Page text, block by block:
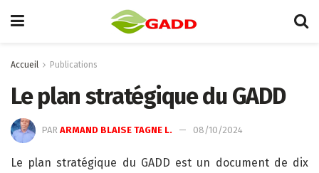
Accueil Publications
Le plan stratégique du GADD
PAR ARMAND BLAISE TAGNE L. 08/10/2024
Le plan stratégique du GADD est un document de dix